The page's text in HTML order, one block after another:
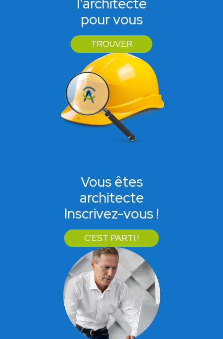
pour vous
TROUVER
Vous êtes
architecte
Inscrivez-vous !
C'EST PARTI !